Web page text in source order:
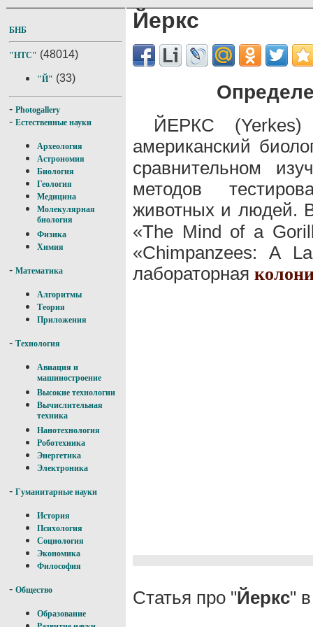
БНБ
"НТС" (48014)
"Й" (33)
- Photogallery
- Естественные науки
Археология
Астрономия
Биология
Геология
Медицина
Молекулярная
биология
Физика
Химия
- Математика
Алгоритмы
Теория
Приложения
- Технология
Авиация и
машиностроение
Высокие технологии
Вычислительная
техника
Нанотехнология
Роботехника
Энергетика
Электроника
- Гуманитарные науки
История
Психология
Социология
Экономика
Философия
- Общество
Образование
Йеркс
ЙЕРКС (Yerkes)
американский
сравнительном
методов
животных и людей.
«The Mind of a
«Chimpanzees: A
лабораторная
Статья про "Йеркс"